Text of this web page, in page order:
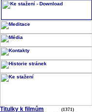
Titulky k filmům (1371)